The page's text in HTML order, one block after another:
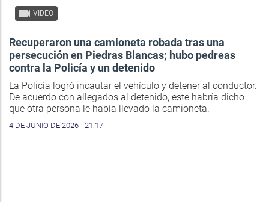
VIDEO
Recuperaron una camioneta robada tras una
persecución en Piedras Blancas; hubo pedreas
contra la Policía y un detenido
La Policía logró incautar el vehículo y detener al conductor.
De acuerdo con allegados al detenido, este habría dicho
que otra persona le había llevado la camioneta.
4 DE JUNIO DE 2026 - 21:17